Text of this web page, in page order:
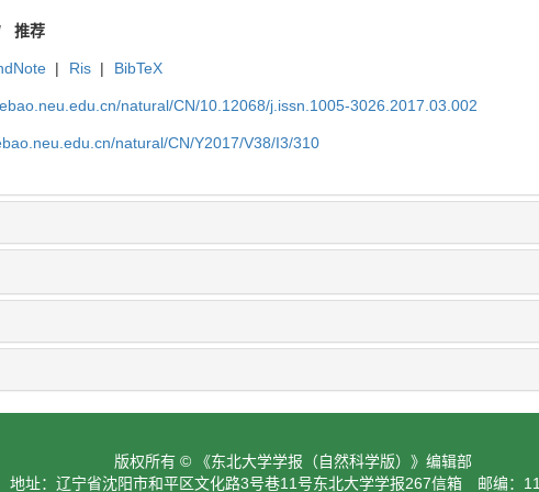
推荐
| Ris | BibTeX
natural/CN/10.12068/j.issn.1005-3026.2017.03.002
natural/CN/Y2017/V38/I3/310
版权所有 © 《东北大学学报（自然科学版）》编辑部
地址：辽宁省沈阳市和平区文化路3号巷11号东北大学学报267信箱 邮编：